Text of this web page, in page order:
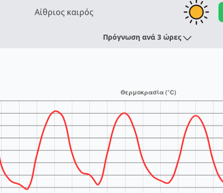
Αίθριος καιρός
Πρόγνωση ανά 3 ώρες